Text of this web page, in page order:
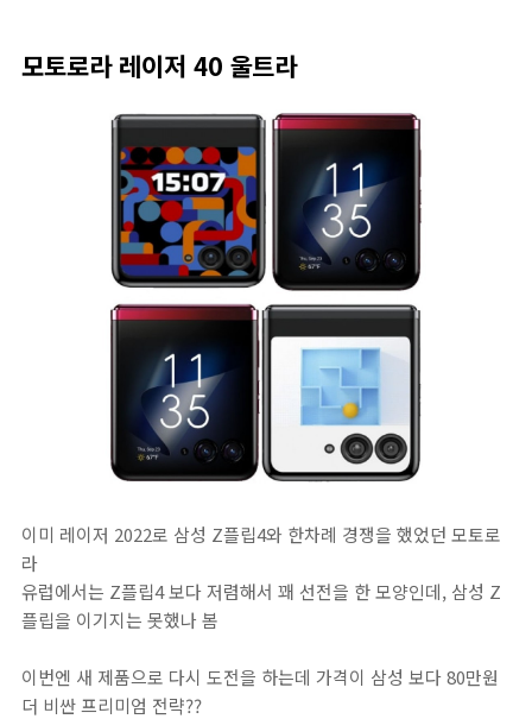
모토로라 레이저 40 울트라
이미 레이저 2022로 삼성 Z플립4와 한차례 경쟁을 했었던 모토로
라
유럽에서는 Z플립4 보다 저렴해서 꽤 선전을 한 모양인데, 삼성 Z
플립을 이기지는 못했나 봄
이번엔 새 제품으로 다시 도전을 하는데 가격이 삼성 보다 80만원
더 비싼 프리미엄 전략??